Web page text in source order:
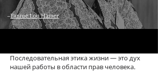
–Fannie Lou Hamer
Последовательная этика жизни — это дух
нашей работы в области прав человека.